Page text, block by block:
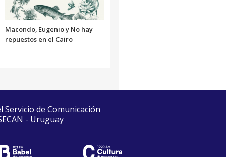
Macondo, Eugenio y No hay
repuestos en el Cairo
de Comunicación
- Uruguay